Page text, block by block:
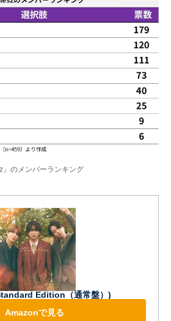
のメンバーランキング
Edition（通常盤）)
Amazonで見る